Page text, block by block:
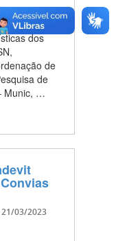
uma
do
dos
de
de
Munic, …
21/03/2023